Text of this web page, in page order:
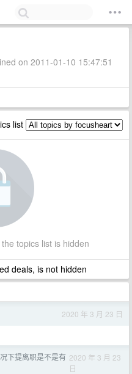
on 2011-01-10 15:47:51
list
topics list is hidden
deals, is not hidden
2020 年 3 月 23 日
下提离职是不是有 2020 年 3 月 23
日